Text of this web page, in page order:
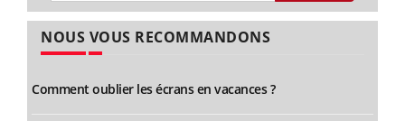
NOUS VOUS RECOMMANDONS
Comment oublier les écrans en vacances ?